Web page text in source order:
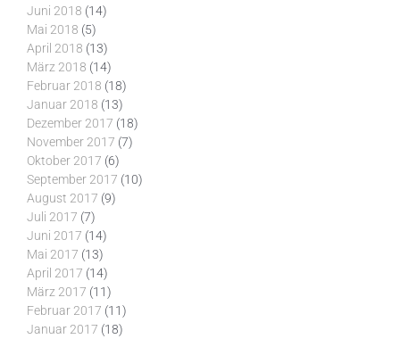
Juni 2018 (14)
Mai 2018 (5)
April 2018 (13)
März 2018 (14)
Februar 2018 (18)
Januar 2018 (13)
Dezember 2017 (18)
November 2017 (7)
Oktober 2017 (6)
September 2017 (10)
August 2017 (9)
Juli 2017 (7)
Juni 2017 (14)
Mai 2017 (13)
April 2017 (14)
März 2017 (11)
Februar 2017 (11)
Januar 2017 (18)